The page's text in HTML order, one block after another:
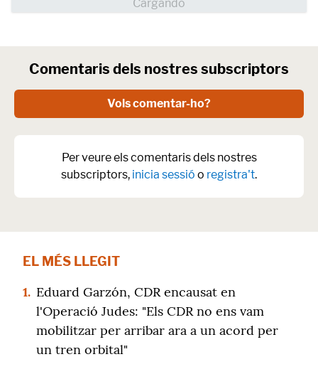
Comentaris dels nostres subscriptors
Vols comentar-ho?
Per veure els comentaris dels nostres
subscriptors, inicia sessió o registra't.
EL MÉS LLEGIT
1. Eduard Garzón, CDR encausat en
l'Operació Judes: "Els CDR no ens vam
mobilitzar per arribar ara a un acord per
un tren orbital"